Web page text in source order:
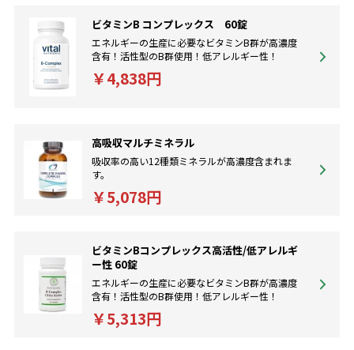
ビタミンB コンプレックス 60錠
エネルギーの生産に必要なビタミンB群が高濃度
含有！活性型のB群使用！低アレルギー性！
￥4,838円
高吸収マルチミネラル
吸収率の高い12種類ミネラルが高濃度含まれま
す。
￥5,078円
ビタミンBコンプレックス高活性/低アレルギ
ー性 60錠
エネルギーの生産に必要なビタミンB群が高濃度
含有！活性型のB群使用！低アレルギー性！
￥5,313円